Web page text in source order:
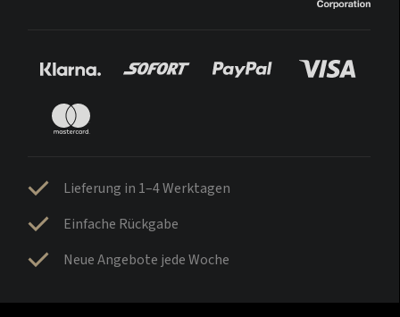
Lieferung in 1–4 Werktagen
Einfache Rückgabe
Neue Angebote jede Woche